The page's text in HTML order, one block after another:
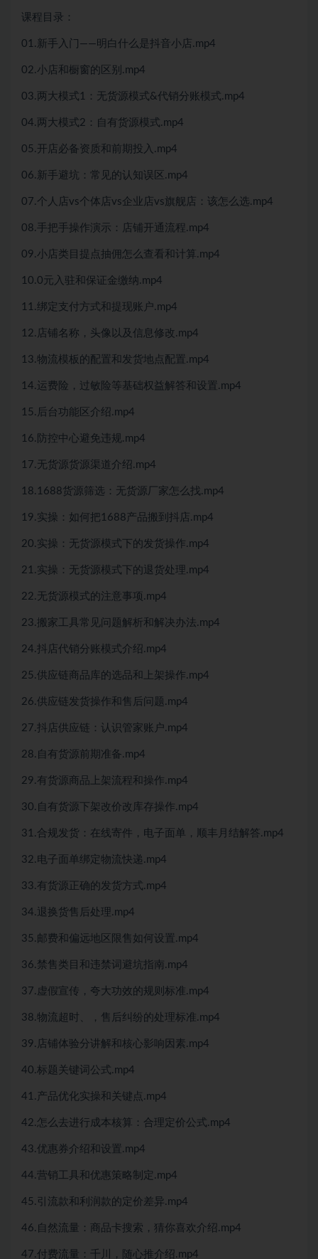
课程目录：
01.新手入门——明白什么是抖音小店.mp4
02.小店和橱窗的区别.mp4
03.两大模式1：无货源模式&代销分账模式.mp4
04.两大模式2：自有货源模式.mp4
05.开店必备资质和前期投入.mp4
06.新手避坑：常见的认知误区.mp4
07.个人店vs个体店vs企业店vs旗舰店：该怎么选.mp4
08.手把手操作演示：店铺开通流程.mp4
09.小店类目提点抽佣怎么查看和计算.mp4
10.0元入驻和保证金缴纳.mp4
11.绑定支付方式和提现账户.mp4
12.店铺名称，头像以及信息修改.mp4
13.物流模板的配置和发货地点配置.mp4
14.运费险，过敏险等基础权益解答和设置.mp4
15.后台功能区介绍.mp4
16.防控中心避免违规.mp4
17.无货源货源渠道介绍.mp4
18.1688货源筛选：无货源厂家怎么找.mp4
19.实操：如何把1688产品搬到抖店.mp4
20.实操：无货源模式下的发货操作.mp4
21.实操：无货源模式下的退货处理.mp4
22.无货源模式的注意事项.mp4
23.搬家工具常见问题解析和解决办法.mp4
24.抖店代销分账模式介绍.mp4
25.供应链商品库的选品和上架操作.mp4
26.供应链发货操作和售后问题.mp4
27.抖店供应链：认识管家账户.mp4
28.自有货源前期准备.mp4
29.有货源商品上架流程和操作.mp4
30.自有货源下架改价改库存操作.mp4
31.合规发货：在线寄件，电子面单，顺丰月结解答.mp4
32.电子面单绑定物流快递.mp4
33.有货源正确的发货方式.mp4
34.退换货售后处理.mp4
35.邮费和偏远地区限售如何设置.mp4
36.禁售类目和违禁词避坑指南.mp4
37.虚假宣传，夸大功效的规则标准.mp4
38.物流超时、，售后纠纷的处理标准.mp4
39.店铺体验分讲解和核心影响因素.mp4
40.标题关键词公式.mp4
41.产品优化实操和关键点.mp4
42.怎么去进行成本核算：合理定价公式.mp4
43.优惠券介绍和设置.mp4
44.营销工具和优惠策略制定.mp4
45.引流款和利润款的定价差异.mp4
46.自然流量：商品卡搜索，猜你喜欢介绍.mp4
47.付费流量：千川，随心推介绍.mp4